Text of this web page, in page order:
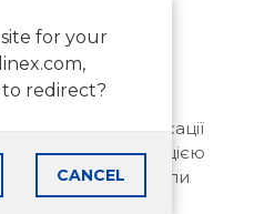
Сходу,
та Європи.
такі
ML-20IP
переадресації
та детекцією
Intersec ми отримали
аналіз
for your
redirect?
CANCEL